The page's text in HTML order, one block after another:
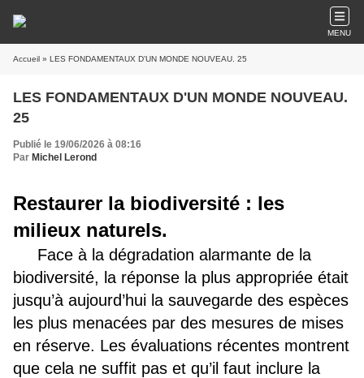
MENU
Accueil » LES FONDAMENTAUX D'UN MONDE NOUVEAU. 25
LES FONDAMENTAUX D'UN MONDE NOUVEAU.
25
Publié le 19/06/2026 à 08:16
Par Michel Lerond
Restaurer la biodiversité : les
milieux naturels.
Face à la dégradation alarmante de la
biodiversité, la réponse la plus appropriée était
jusqu’à aujourd’hui la sauvegarde des espèces
les plus menacées par des mesures de mises
en réserve. Les évaluations récentes montrent
que cela ne suffit pas et qu’il faut inclure la